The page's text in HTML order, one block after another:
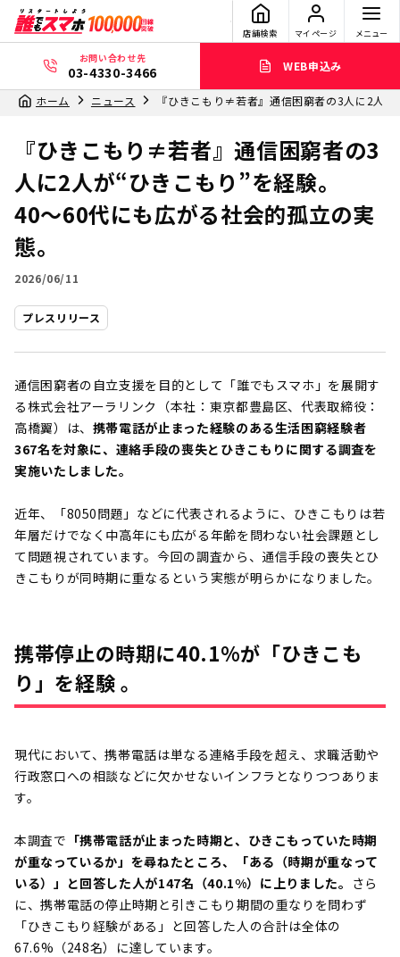
店舗検索 マイページ メニュー
お問い合わせ先
03-4330-3466 WEB申込み
ホーム ニュース 『ひきこもり≠若者』通信困窮者の3人に2人
『ひきこもり≠若者』通信困窮者の3
人に2人が“ひきこもり”を経験。
40〜60代にも広がる社会的孤立の実
態。
2026/06/11
プレスリリース
通信困窮者の自立支援を目的として「誰でもスマホ」を展開す
る株式会社アーラリンク（本社：東京都豊島区、代表取締役：
高橋翼）は、 携帯電話が止まった経験のある生活困窮経験者
367名を対象に、連絡手段の喪失とひきこもりに関する調査を
実施いたしました。
近年、「8050問題」などに代表されるように、ひきこもりは若
年層だけでなく中高年にも広がる年齢を問わない社会課題とし
て問題視されています。今回の調査から、通信手段の喪失とひ
きこもりが同時期に重なるという実態が明らかになりました。
携帯停止の時期に40.1%が「ひきこも
り」を経験 。
現代において、携帯電話は単なる連絡手段を超え、求職活動や
行政窓口への相談などに欠かせないインフラとなりつつありま
す。
本調査で 「携帯電話が止まった時期と、ひきこもっていた時期
が重なっているか」を尋ねたところ、「ある（時期が重なって
いる）」と回答した人が147名（40.1%）に上りました。 さら
に、携帯電話の停止時期と引きこもり期間の重なりを問わず
「ひきこもり経験がある」と回答した人の合計は全体の
67.6%（248名）に達しています。